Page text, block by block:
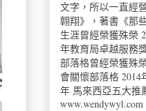
文字，所以一直經
翺翔》，著書《那
生涯曾經榮獲殊榮
年教育局卓越服務
部落格曾經榮獲殊
會關懷部落格 2014
年 馬來西亞五大推
www.wendywyl.com